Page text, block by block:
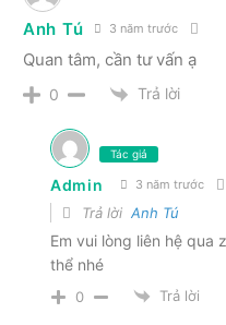
Anh Tú 3 năm trước
Quan tâm, cần tư vấn ạ
0 Trả lời
Tác giả
Admin 3 năm trước
Trả lời Anh Tú
Em vui lòng liên hệ qua
thể nhé
0 Trả lời